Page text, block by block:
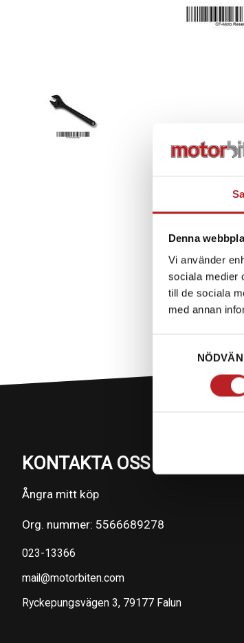
Denna
Vi använder
sociala medier
till de sociala
med annan
KONTAKTA OSS PÅ
Ångra mitt köp
Org. nummer: 5566689278
023-13366
mail@motorbiten.com
Ryckepungsvägen 3, 79177 Falun